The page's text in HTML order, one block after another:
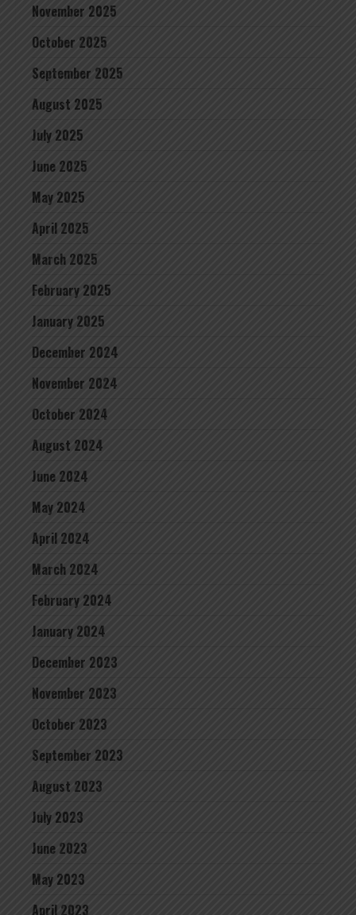
November 2025
October 2025
September 2025
August 2025
July 2025
June 2025
May 2025
April 2025
March 2025
February 2025
January 2025
December 2024
November 2024
October 2024
August 2024
June 2024
May 2024
April 2024
March 2024
February 2024
January 2024
December 2023
November 2023
October 2023
September 2023
August 2023
July 2023
June 2023
May 2023
April 2023